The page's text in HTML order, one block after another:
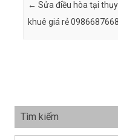
Post navigation
← Sửa điều hòa tại thụy
khuê giá rẻ 0986687668
Tìm kiếm